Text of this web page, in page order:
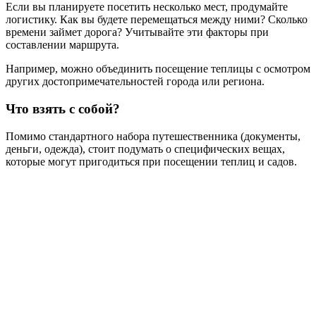
Если вы планируете посетить несколько мест, продумайте
логистику. Как вы будете перемещаться между ними? Сколько
времени займет дорога? Учитывайте эти факторы при
составлении маршрута.
Например, можно объединить посещение теплицы с осмотром
других достопримечательностей города или региона.
Что взять с собой?
Помимо стандартного набора путешественника (документы,
деньги, одежда), стоит подумать о специфических вещах,
которые могут пригодиться при посещении теплиц и садов.